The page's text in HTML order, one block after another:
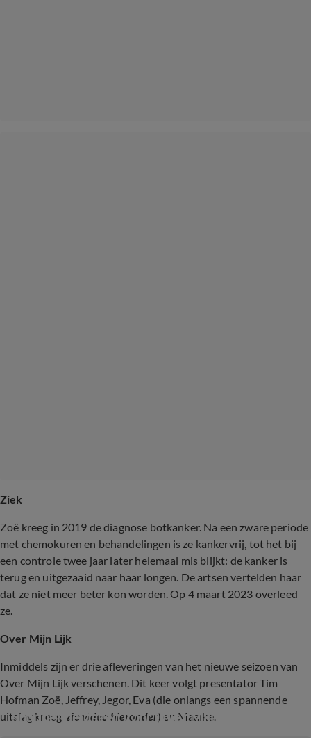
Ziek
Zoë kreeg in 2019 de diagnose botkanker. Na een zware periode
met chemokuren en behandelingen is ze kankervrij, tot het bij
een controle twee jaar later helemaal mis blijkt: de kanker is
terug en uitgezaaid naar haar longen. De artsen vertelden haar
dat ze niet meer beter kon worden. Op 4 maart 2023 overleed
ze.
Over Mijn Lijk
Inmiddels zijn er drie afleveringen van het nieuwe seizoen van
Over Mijn Lijk verschenen. Dit keer volgt presentator Tim
Hofman Zoë, Jeffrey, Jegor, Eva (die onlangs een spannende
uitslag kreeg, zie video hieronder) en Maaike.
Spannende dagen voor Over Mijn Lijk-Eva